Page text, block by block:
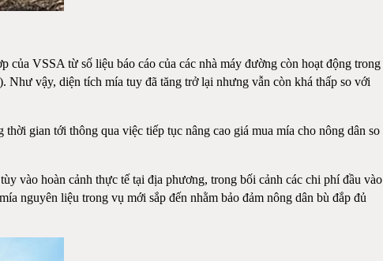
VSSA từ số liệu báo cáo của các nhà máy đường còn hoạt động trong
vậy, diện tích mía tuy đã tăng trở lại nhưng vẫn còn khá thấp so với
gian tới thông qua việc tiếp tục nâng cao giá mua mía cho nông dân so
vào hoàn cảnh thực tế tại địa phương, trong bối cảnh các chi phí đầu vào
nguyên liệu trong vụ mới sắp đến nhằm bảo đảm nông dân bù đắp đủ